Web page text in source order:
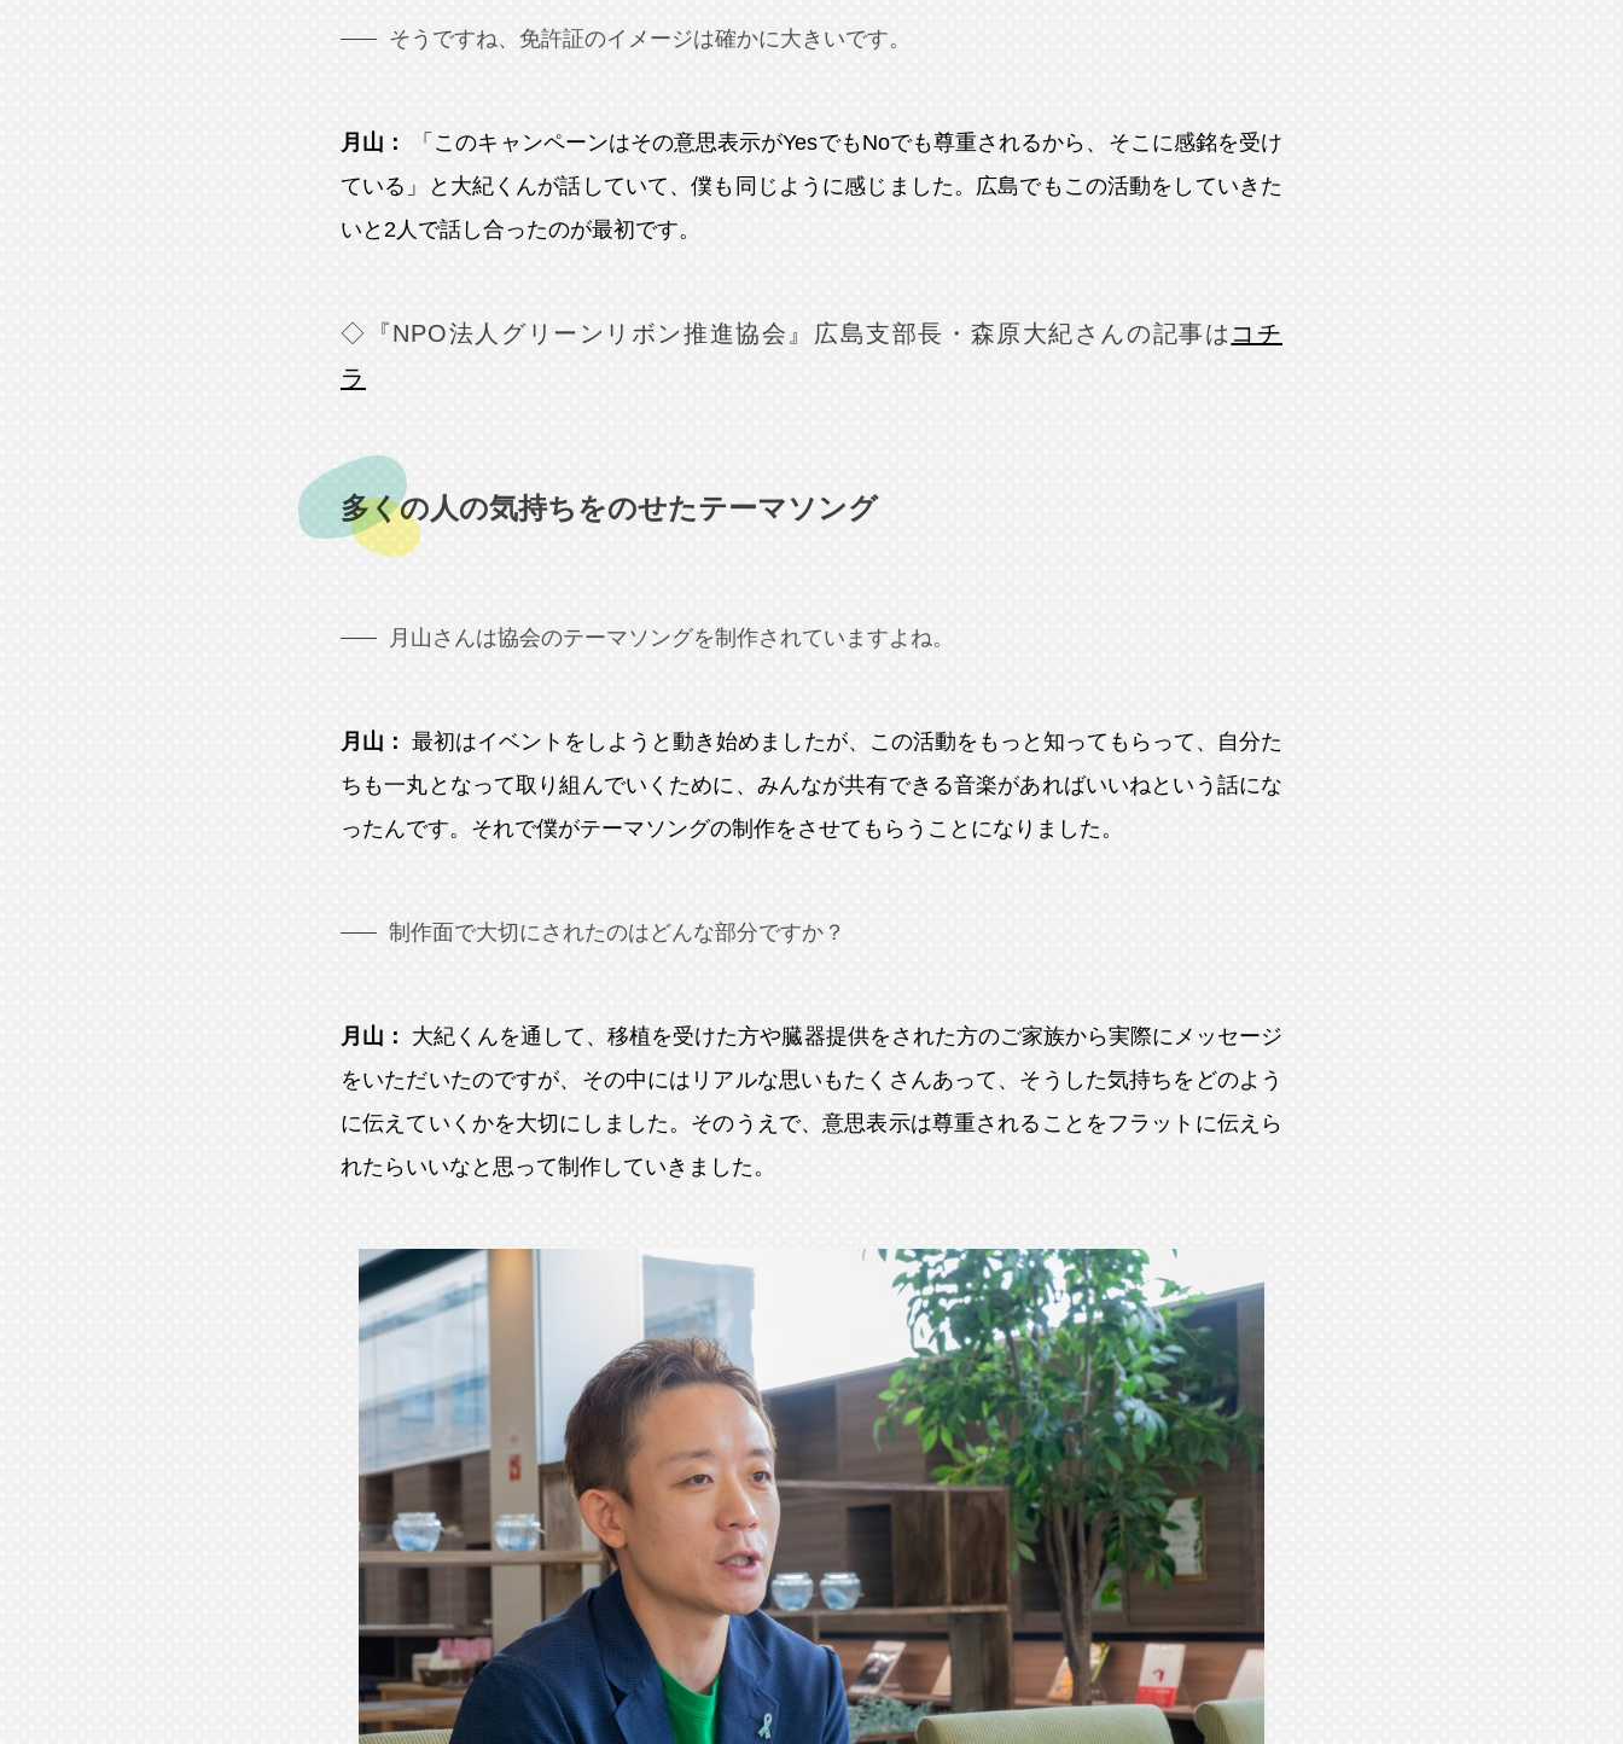
そうですね、免許証のイメージは確かに大きいです。
月山：
「このキャンペーンはその意思表示がYesでもNoでも尊重されるから、そこに感銘を受け
ている」と大紀くんが話していて、僕も同じように感じました。広島でもこの活動をしていきた
いと2人で話し合ったのが最初です。
◇『NPO法人グリーンリボン推進協会』広島支部長・森原大紀さんの記事は コチ
ラ
多くの人の気持ちをのせたテーマソング
月山さんは協会のテーマソングを制作されていますよね。
月山：
最初はイベントをしようと動き始めましたが、この活動をもっと知ってもらって、自分た
ちも一丸となって取り組んでいくために、みんなが共有できる音楽があればいいねという話にな
ったんです。それで僕がテーマソングの制作をさせてもらうことになりました。
制作面で大切にされたのはどんな部分ですか？
月山：
大紀くんを通して、移植を受けた方や臓器提供をされた方のご家族から実際にメッセージ
をいただいたのですが、その中にはリアルな思いもたくさんあって、そうした気持ちをどのよう
に伝えていくかを大切にしました。そのうえで、意思表示は尊重されることをフラットに伝えら
れたらいいなと思って制作していきました。